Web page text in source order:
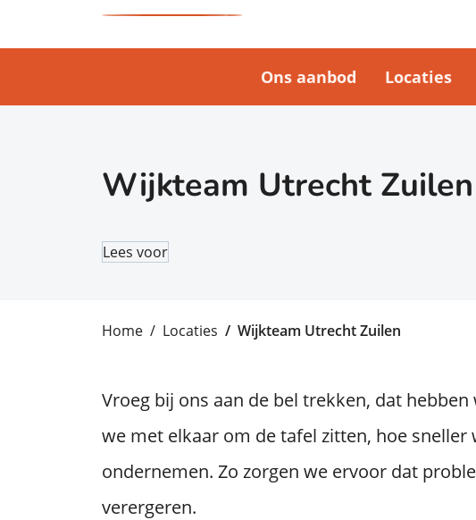
Ons aanbod Locaties
Wijkteam Utrecht Zuilen
Lees voor
Home Locaties Wijkteam Utrecht Zuilen
Vroeg bij ons aan de bel trekken, dat hebben
we met elkaar om de tafel zitten, hoe sneller
ondernemen. Zo zorgen we ervoor dat
verergeren.